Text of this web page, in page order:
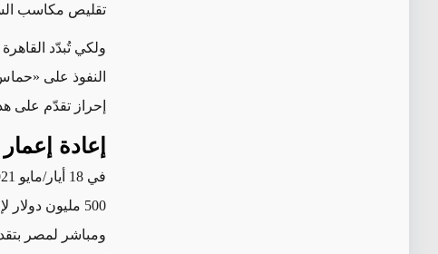
تقليص مكاسب
ولكي تُبدّد
النفوذ على
إحراز تقدّم على
إعادة
500 مليون دولار لإعادة
ومباشر لمصر